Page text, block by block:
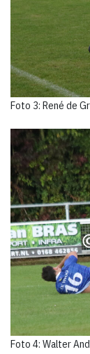
Foto 3: René de
Foto 4: Walter